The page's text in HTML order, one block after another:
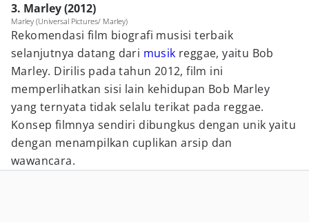
3. Marley (2012)
Marley (Universal Pictures/ Marley)
Rekomendasi film biografi musisi terbaik
selanjutnya datang dari musik reggae, yaitu Bob
Marley. Dirilis pada tahun 2012, film ini
memperlihatkan sisi lain kehidupan Bob Marley
yang ternyata tidak selalu terikat pada reggae.
Konsep filmnya sendiri dibungkus dengan unik yaitu
dengan menampilkan cuplikan arsip dan
wawancara.